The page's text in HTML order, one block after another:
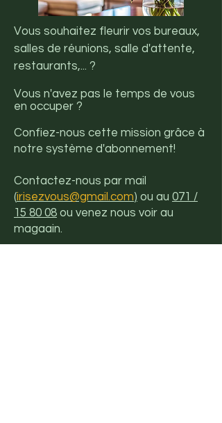
Vous souhaitez fleurir vos bureaux,
salles de réunions, salle d'attente,
restaurants,... ?
Vous n'avez pas le temps de vous
en occuper ?
Confiez-nous cette mission grâce à
notre système d'abonnement!
Contactez-nous par mail
(irisezvous@gmail.com) ou au 071 /
15 80 08 ou venez nous voir au
magaain.